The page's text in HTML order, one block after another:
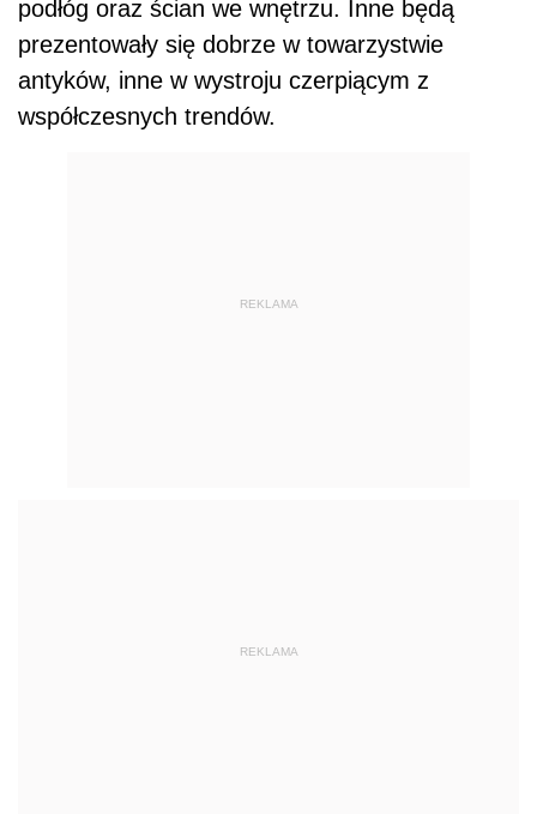
podłóg oraz ścian we wnętrzu. Inne będą
prezentowały się dobrze w towarzystwie
antyków, inne w wystroju czerpiącym z
współczesnych trendów.
REKLAMA
REKLAMA